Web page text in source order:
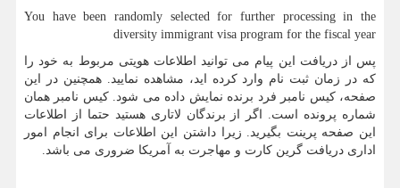
You have been randomly selected for further processing in the
diversity immigrant visa program for the fiscal year
پس از دریافت این پیام می توانید اطلاعات هویتی مربوط به خود را
که در زمان ثبت نام وارد کرده اید، مشاهده نمایید. همچنین در این
صفحه، کیس نامبر فرد برنده نمایش داده می شود. کیس نامبر همان
شماره پرونده است. اگر از برندگان لاتاری هستید حتما از اطلاعات
این صفحه پرینت بگیرید. زیرا داشتن این اطلاعات برای انجام امور
اداری دریافت گرین کارت و مهاجرت به آمریکا ضروری می باشد.